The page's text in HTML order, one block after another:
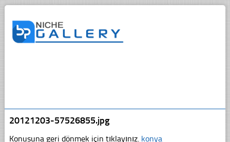
20121203-57526855.jpg
Konusuna geri dönmek için tıklayınız. konya